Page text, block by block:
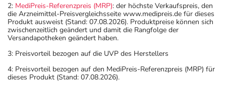
2: MediPreis-Referenzpreis (MRP): der höchste Verkaufspreis, den
die Arzneimittel-Preisvergleichsseite www.medipreis.de für dieses
Produkt ausweist (Stand: 07.08.2026). Produktpreise können sich
zwischenzeitlich geändert und damit die Rangfolge der
Versandapotheken geändert haben.
3: Preisvorteil bezogen auf die UVP des Herstellers
4: Preisvorteil bezogen auf den MediPreis-Referenzpreis (MRP) für
dieses Produkt (Stand: 07.08.2026).